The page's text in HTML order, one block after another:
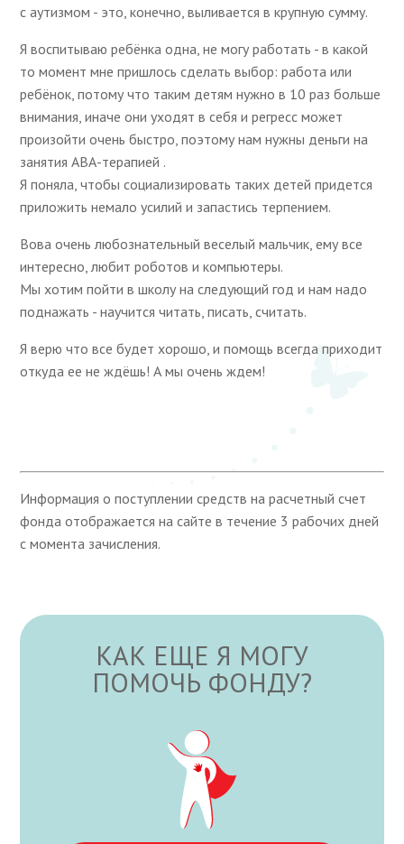
с аутизмом - это, конечно, выливается в крупную сумму.
Я воспитываю ребёнка одна, не могу работать - в какой
то момент мне пришлось сделать выбор: работа или
ребёнок, потому что таким детям нужно в 10 раз больше
внимания, иначе они уходят в себя и регресс может
произойти очень быстро, поэтому нам нужны деньги на
занятия АВА-терапией .
Я поняла, чтобы социализировать таких детей придется
приложить немало усилий и запастись терпением.
Вова очень любознательный веселый мальчик, ему все
интересно, любит роботов и компьютеры.
Мы хотим пойти в школу на следующий год и нам надо
поднажать - научится читать, писать, считать.
Я верю что все будет хорошо, и помощь всегда приходит
откуда ее не ждёшь! А мы очень ждем!
Информация о поступлении средств на расчетный счет
фонда отображается на сайте в течение 3 рабочих дней
с момента зачисления.
КАК ЕЩЕ Я МОГУ
ПОМОЧЬ ФОНДУ?